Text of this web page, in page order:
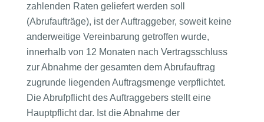
zahlenden Raten geliefert werden soll
(Abrufaufträge), ist der Auftraggeber, soweit keine
anderweitige Vereinbarung getroffen wurde,
innerhalb von 12 Monaten nach Vertragsschluss
zur Abnahme der gesamten dem Abrufauftrag
zugrunde liegenden Auftragsmenge verpflichtet.
Die Abrufpflicht des Auftraggebers stellt eine
Hauptpflicht dar. Ist die Abnahme der